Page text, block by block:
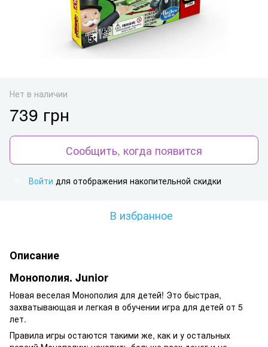
Нет в наличии
739 грн
Сообщить, когда появится
Войти для отображения накопительной скидки
В избранное
Описание
Монополия. Junior
Новая веселая Монополия для детей! Это быстрая,
захватывающая и легкая в обучении игра для детей от 5
лет.
Правила игры остаются такими же, как и у остальных